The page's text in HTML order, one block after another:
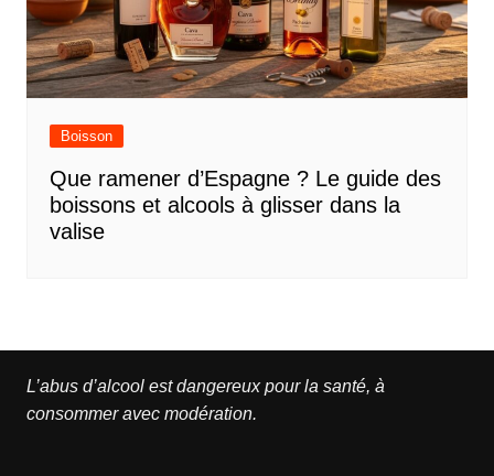
Boisson
Que ramener d’Espagne ? Le guide des
boissons et alcools à glisser dans la
valise
L’abus d’alcool est dangereux pour la santé, à
consommer avec modération.